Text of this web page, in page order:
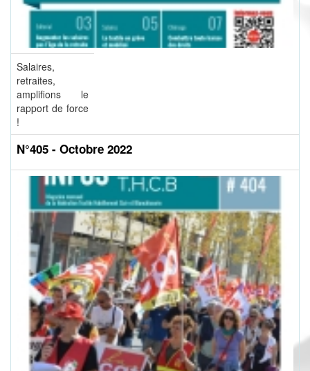
Salaires,
retraites,
amplifions le
rapport de force
!
N°405 - Octobre 2022